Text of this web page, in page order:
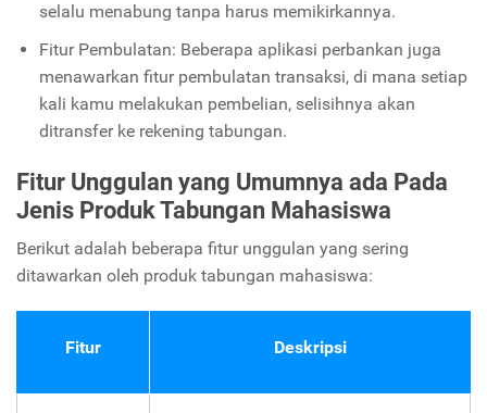
selalu menabung tanpa harus memikirkannya.
Fitur Pembulatan: Beberapa aplikasi perbankan juga
menawarkan fitur pembulatan transaksi, di mana setiap
kali kamu melakukan pembelian, selisihnya akan
ditransfer ke rekening tabungan.
Fitur Unggulan yang Umumnya ada Pada
Jenis Produk Tabungan Mahasiswa
Berikut adalah beberapa fitur unggulan yang sering
ditawarkan oleh produk tabungan mahasiswa:
Fitur Deskripsi